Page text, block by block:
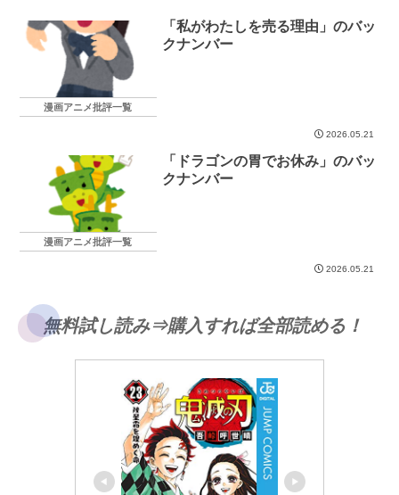
漫画アニメ批評一覧
「私がわたしを売る理由」のバッ
クナンバー
2026.05.21
漫画アニメ批評一覧
「ドラゴンの胃でお休み」のバッ
クナンバー
2026.05.21
無料試し読み⇒購入すれば全部読める！